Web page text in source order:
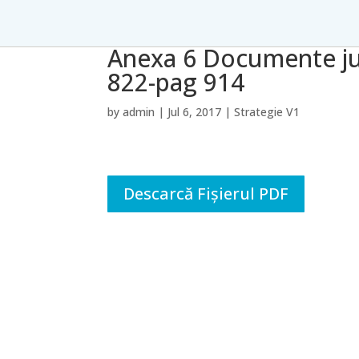
Anexa 6 Documente
822-pag 914
byadmin | Jul 6, 2017 |Strategie V1
Descarcă Fișierul PDF